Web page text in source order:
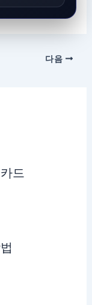
다음
드